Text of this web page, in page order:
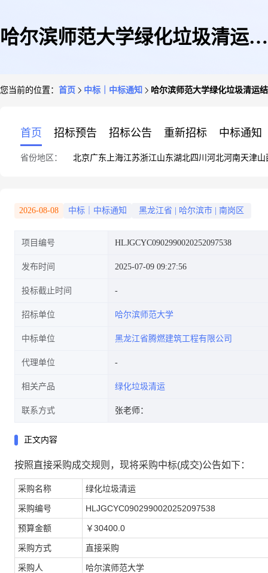
哈尔滨师范大学绿化垃圾清运结
您当前的位置： 首页 中标｜中标通知 哈尔滨师范大学绿化垃圾清运
首页 招标预告 招标公告 重新招标 中标通知
省份地区： 北京广东 上海江苏浙江山东湖北四川 河北河南天津山
2026-08-08 中标｜中标通知 黑龙江省 哈尔滨市 南岗区
项目编号 HLJGCYC0902990020252097538
发布时间 2025-07-09 09:27:56
投标截止时间
招标单位 哈尔滨师范大学
中标单位 黑龙江省腾燃建筑工程有限公司
代理单位
相关产品 绿化垃圾清运
联系方式 张老师：
正文内容
按照直接采购成交规则，现将采购中标(成交)公告如下：
采购名称 绿化垃圾清运
采购编号 HLJGCYC0902990020252097538
预算金额 ￥30400.0
采购方式 直接采购
采购人 哈尔滨师范大学